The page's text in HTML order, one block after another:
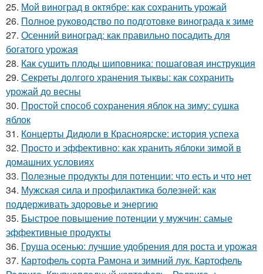
25. Мой виноград в октябре: как сохранить урожай
26. Полное руководство по подготовке винограда к зиме
27. Осенний виноград: как правильно посадить для
богатого урожая
28. Как сушить плоды шиповника: пошаговая инструкция
29. Секреты долгого хранения тыквы: как сохранить
урожай до весны
30. Простой способ сохранения яблок на зиму: сушка
яблок
31. Концерты Дидюли в Красноярске: история успеха
32. Просто и эффективно: как хранить яблоки зимой в
домашних условиях
33. Полезные продукты для потенции: что есть и что нет
34. Мужская сила и профилактика болезней: как
поддерживать здоровье и энергию
35. Быстрое повышение потенции у мужчин: самые
эффективные продукты
36. Груша осенью: лучшие удобрения для роста и урожая
37. Картофель сорта Рамона и зимний лук. Картофель